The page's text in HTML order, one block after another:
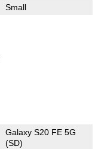
Small
Galaxy S20 FE 5G
(SD)